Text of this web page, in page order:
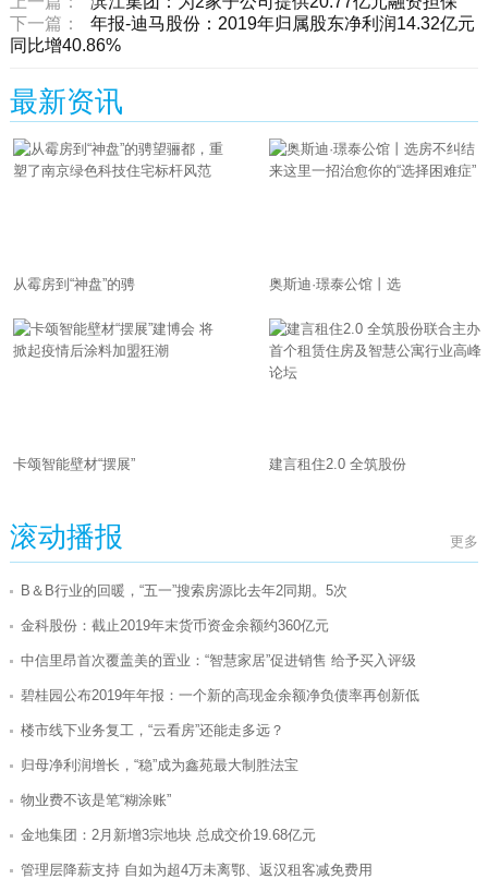
下一篇：
年报-迪马股份：2019年归属股东净利润14.32亿元
同比增40.86%
最新资讯
从霉房到“神盘”的骋 奥斯迪·璟泰公馆丨选
卡颂智能壁材“摆展” 建言租住2.0 全筑股份
滚动播报 更多
B＆B行业的回暖，“五一”搜索房源比去年2同期。5次
金科股份：截止2019年末货币资金余额约360亿元
中信里昂首次覆盖美的置业：“智慧家居”促进销售 给予买入评级
碧桂园公布2019年年报：一个新的高现金余额净负债率再创新低
楼市线下业务复工，“云看房”还能走多远？
归母净利润增长，“稳”成为鑫苑最大制胜法宝
物业费不该是笔“糊涂账”
金地集团：2月新增3宗地块 总成交价19.68亿元
管理层降薪支持 自如为超4万未离鄂、返汉租客减免费用